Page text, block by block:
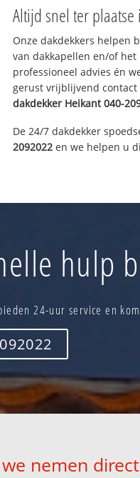
Altijd snel ter plaatse
Onze dakdekkers helpen
van dakkapellen en/of
professioneel advies én
gerust vrijblijvend contact
dakdekker Heikant040-
De 24/7 dakdekker
2092022 en we helpen u
hulp
24-uur service en
nemen